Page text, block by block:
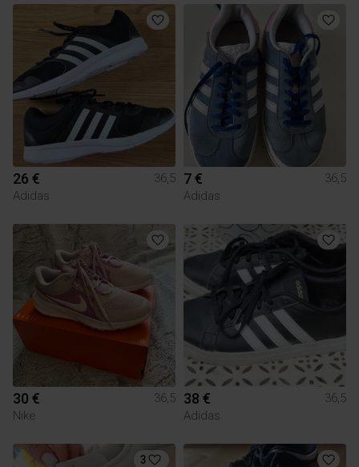
26 €
36,5
Adidas
7 €
36,5
Adidas
30 €
36,5
Nike
38 €
36,5
Adidas
3